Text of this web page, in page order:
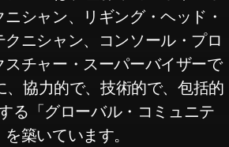
Log In
シャン、リギング・ヘッド・
ニシャン、コンソール・プロ
スチャー・スーパーバイザーで
、協力的で、技術的で、包括的
る「グローバル・コミュニテ
を築いています。